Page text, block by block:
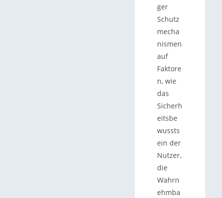
ger
Schutz
mecha
nismen
auf
Faktore
n, wie
das
Sicherh
eitsbe
wussts
ein der
Nutzer,
die
Wahrn
ehmba